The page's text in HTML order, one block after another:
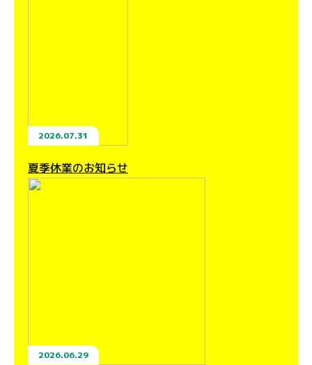
2026.07.31
夏季休業のお知らせ
2026.06.29